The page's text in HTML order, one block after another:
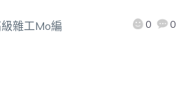
雜工Mo編 0 0